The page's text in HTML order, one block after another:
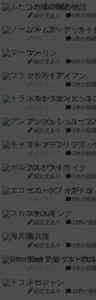
ふたつの城の物語
紹介文あり 6件の投稿
ノームズ・アット・
1件の投稿
マーリン
紹介文あり 6件の投稿
フラットアイアン
2件の投稿
トランスオリエント
1件の投稿
アンブッシュ！：ム
紹介文あり 1件の投稿
キャプテン・フリ
2件の投稿
ガルフストライク
紹介文あり 1件の投稿
エコーズ・オブ・タ
8件の投稿
スカルキング
紹介文あり 12件の投
海兵隊
紹介文あり 1件の投稿
Bitter End ブタペス
1件の投稿
ドコジャン
紹介文あり 10件の投